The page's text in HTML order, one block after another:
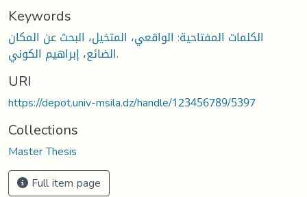
Keywords
الكلمات المفتاحية: الواقعي، المتخيل، البحث عن المكان
الضائع، إبراهيم الكوني.
URI
https://depot.univ-msila.dz/handle/123456789/5397
Collections
Master Thesis
Full item page